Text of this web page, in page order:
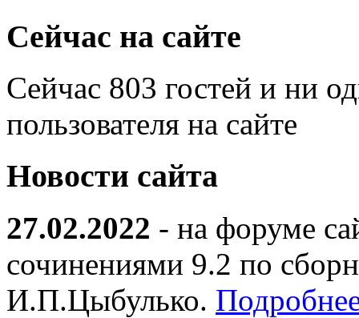
Сейчас на сайте
Сейчас 803 гостей и ни
пользователя на сайте
Новости сайта
27.02.2022 - на форуме
сочинениями 9.2 по
И.П.Цыбулько.